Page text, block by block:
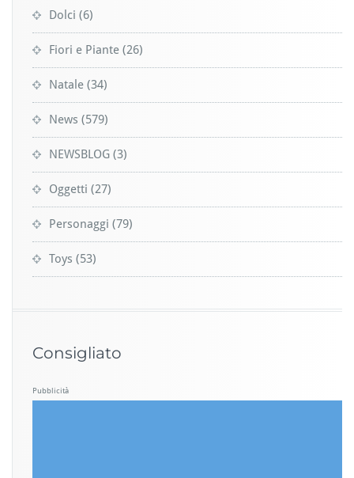
Dolci (6)
Fiori e Piante (26)
Natale (34)
News (579)
NEWSBLOG (3)
Oggetti (27)
Personaggi (79)
Toys (53)
Consigliato
Pubblicità